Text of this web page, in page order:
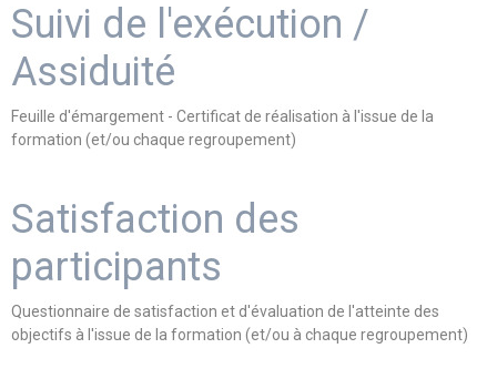
Suivi de l'exécution /
Assiduité
Feuille d'émargement - Certificat de réalisation à l'issue de la
formation (et/ou chaque regroupement)
Satisfaction des
participants
Questionnaire de satisfaction et d'évaluation de l'atteinte des
objectifs à l'issue de la formation (et/ou à chaque regroupement)